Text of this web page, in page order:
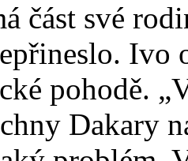
část své
Ivo
pohodě.
Dakary